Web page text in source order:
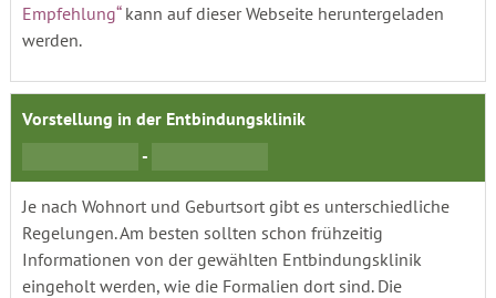
Empfehlung“kann auf dieser Webseite heruntergeladen
werden.
Vorstellung in der Entbindungsklinik
-
Je nach Wohnort und Geburtsort gibt es unterschiedliche
Regelungen. Am besten sollten schon frühzeitig
Informationen von der gewählten Entbindungsklinik
eingeholt werden, wie die Formalien dort sind. Die